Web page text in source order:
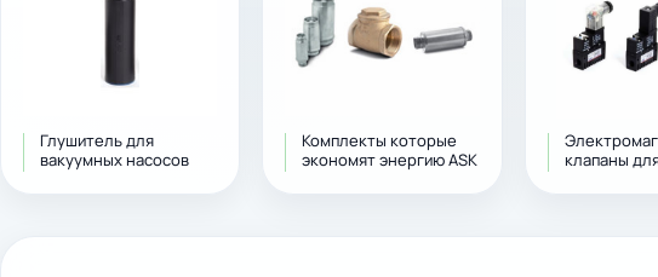
Глушитель для
вакуумных насосов
Комплекты которые
экономят энергию ASK
клапаны